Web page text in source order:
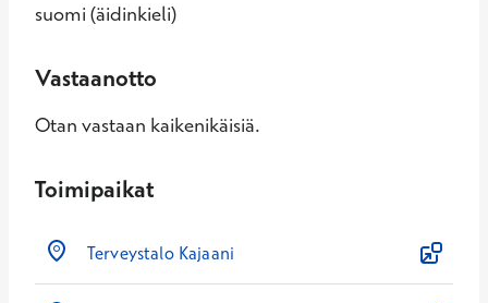
suomi (äidinkieli)
Vastaanotto
Otan vastaan kaikenikäisiä.
Toimipaikat
Terveystalo Kajaani